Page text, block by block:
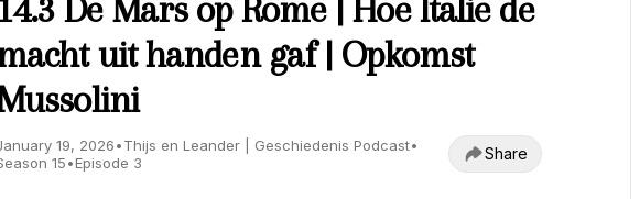
De Mars op Rome | Hoe Italië de
uit handen gaf | Opkomst
19, 2026•Thijs en Leander | Geschiedenis Podcast•
15•Episode 3 Share